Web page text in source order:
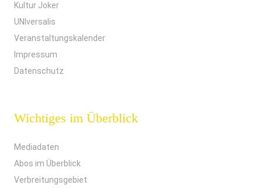
Kultur Joker
UNIversalis
Veranstaltungskalender
Impressum
Datenschutz
Wichtiges im Überblick
Mediadaten
Abos im Überblick
Verbreitungsgebiet